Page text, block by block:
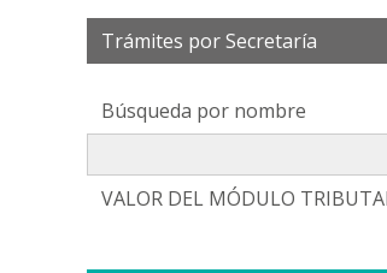
Trámites por Secretaría
Búsqueda por nombre
VALOR DEL MÓDULO